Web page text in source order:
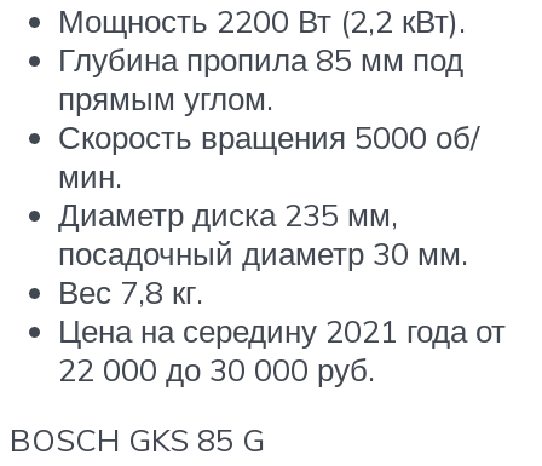
Мощность 2200 Вт (2,2 кВт).
Глубина пропила 85 мм под
прямым углом.
Скорость вращения 5000 об/
мин.
Диаметр диска 235 мм,
посадочный диаметр 30 мм.
Вес 7,8 кг.
Цена на середину 2021 года от
22 000 до 30 000 руб.
BOSCH GKS 85 G